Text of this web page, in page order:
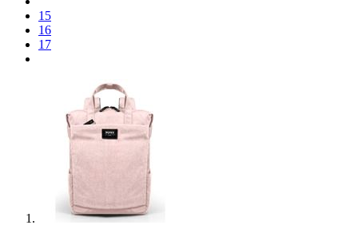
15
16
17